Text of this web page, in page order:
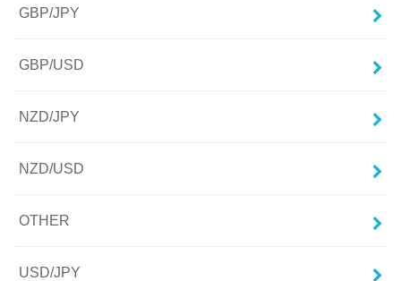
GBP/JPY
GBP/USD
NZD/JPY
NZD/USD
OTHER
USD/JPY